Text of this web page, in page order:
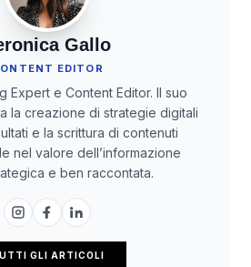
Gallo
EDITOR
Expert e Content Editor. Il suo
la creazione di strategie digitali
e la scrittura di contenuti
nel valore dell’informazione
e ben raccontata.
GLI ARTICOLI